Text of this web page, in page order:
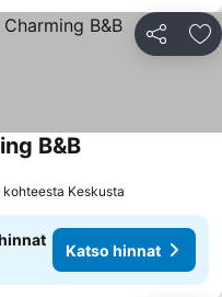
Jaa
B&BKatso hinnat
kohteesta Keskusta
Katso hinnat